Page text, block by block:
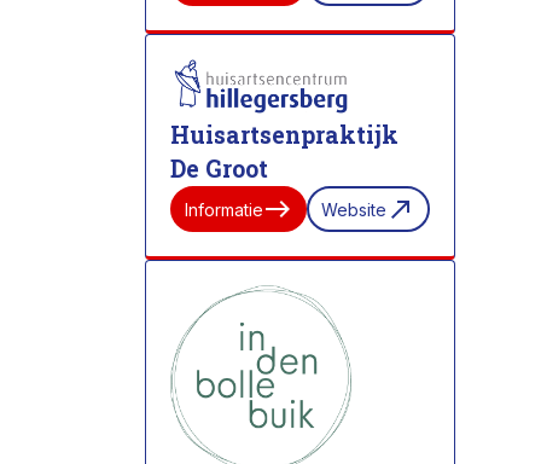
Huisartsenpraktijk
De Groot
Informatieeast Website north_east